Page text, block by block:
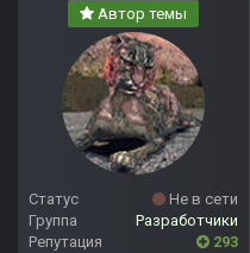
Автор темы
Статус
Не в сети
Группа
Разработчики
Репутация
293